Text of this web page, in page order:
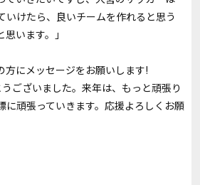
いけたら、良いチームを作れると思う
います。」
方にメッセージをお願いします!
うございました。来年は、もっと頑張り
に頑張っていきます。応援よろしくお願